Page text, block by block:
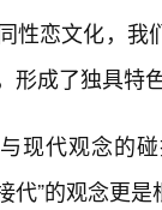
性恋文化，
形成了独具特
现代观念的
代”的观念更